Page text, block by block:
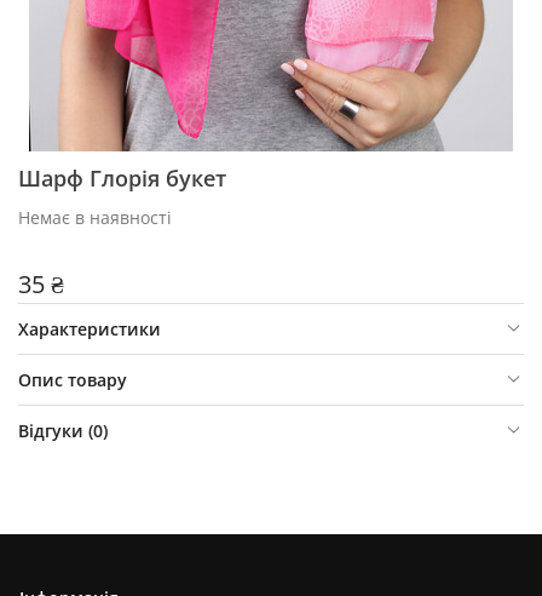
Шарф Глорія букет
Немає в наявності
35 ₴
Характеристики
Опис товару
Відгуки (0)